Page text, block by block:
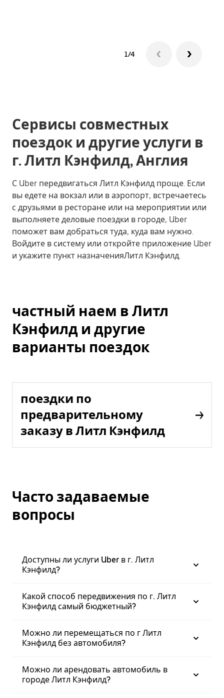
1/4
Сервисы совместных
поездок и другие услуги в
г. Литл Кэнфилд, Англия
С Uber передвигаться Литл Кэнфилд проще. Если
вы едете на вокзал или в аэропорт, встречаетесь
с друзьями в ресторане или на мероприятии или
выполняете деловые поездки в городе, Uber
поможет вам добраться туда, куда вам нужно.
Войдите в систему или откройте приложение Uber
и укажите пункт назначенияЛитл Кэнфилд.
частный наем в Литл
Кэнфилд и другие
варианты поездок
поездки по
предварительному
заказу в Литл Кэнфилд
Часто задаваемые
вопросы
Доступны ли услуги Uber в г. Литл
Кэнфилд?
Какой способ передвижения по г. Литл
Кэнфилд самый бюджетный?
Можно ли перемещаться по г Литл
Кэнфилд без автомобиля?
Можно ли арендовать автомобиль в
городе Литл Кэнфилд?